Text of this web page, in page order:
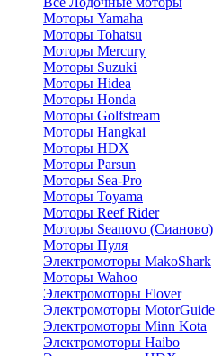
Моторы Yamaha
Моторы Tohatsu
Моторы Mercury
Моторы Suzuki
Моторы Hidea
Моторы Honda
Моторы Golfstream
Моторы Hangkai
Моторы HDX
Моторы Parsun
Моторы Sea-Pro
Моторы Toyama
Моторы Reef Rider
Моторы Seanovo (Сианово)
Моторы Пуля
Электромоторы MakoShark
Моторы Wahoo
Электромоторы Flover
Электромоторы MotorGuide
Электромоторы Minn Kota
Электромоторы Haibo